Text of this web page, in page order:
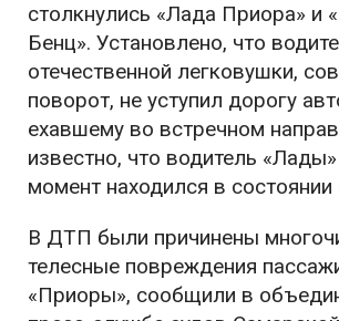
столкнулись «Лада Приора» и
Бенц». Установлено, что
отечественной легковушки,
поворот, не уступил дорогу
ехавшему во встречном
известно, что водитель
момент находился в состоянии
В ДТП были причинены
телесные повреждения
«Приоры», сообщили в